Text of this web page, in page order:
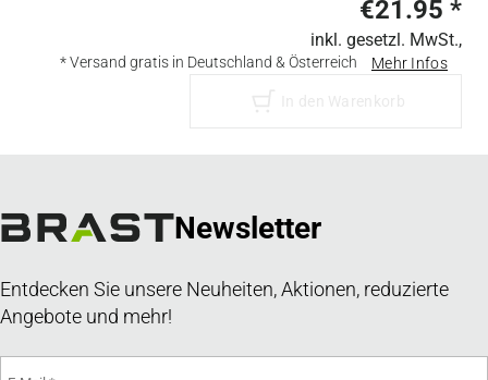
€21.95 *
inkl. gesetzl. MwSt.,
* Versand gratis in Deutschland & Österreich Mehr Infos
Newsletter
Entdecken Sie unsere Neuheiten, Aktionen, reduzierte
Angebote und mehr!